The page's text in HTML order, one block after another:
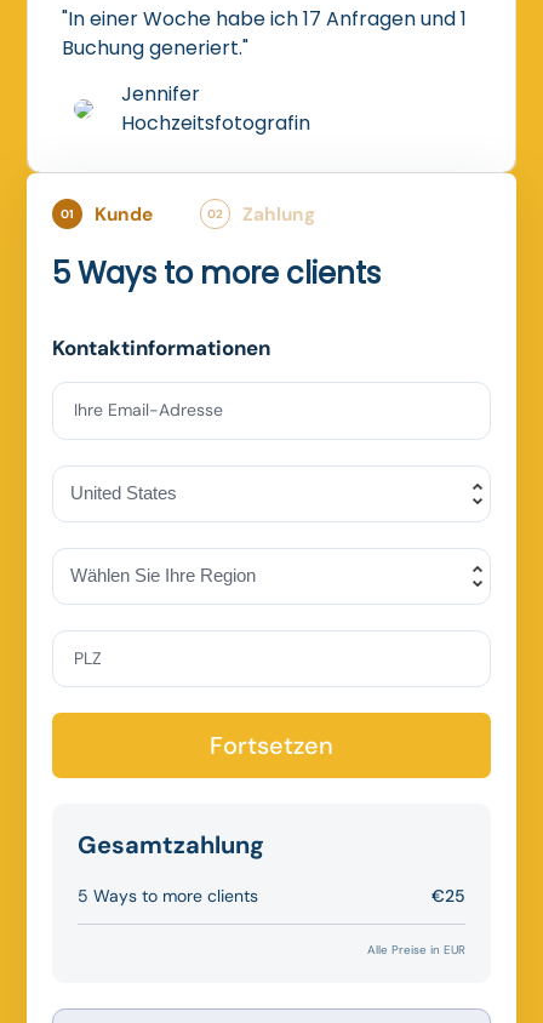
"In einer Woche habe ich 17 Anfragen und 1
Buchung generiert."
Jennifer
Hochzeitsfotografin
01 Kunde 02 Zahlung
5 Ways to more clients
Kontaktinformationen
Ihre Email-Adresse
PLZ
Fortsetzen
Gesamtzahlung
5 Ways to more clients €25
Alle Preise in EUR